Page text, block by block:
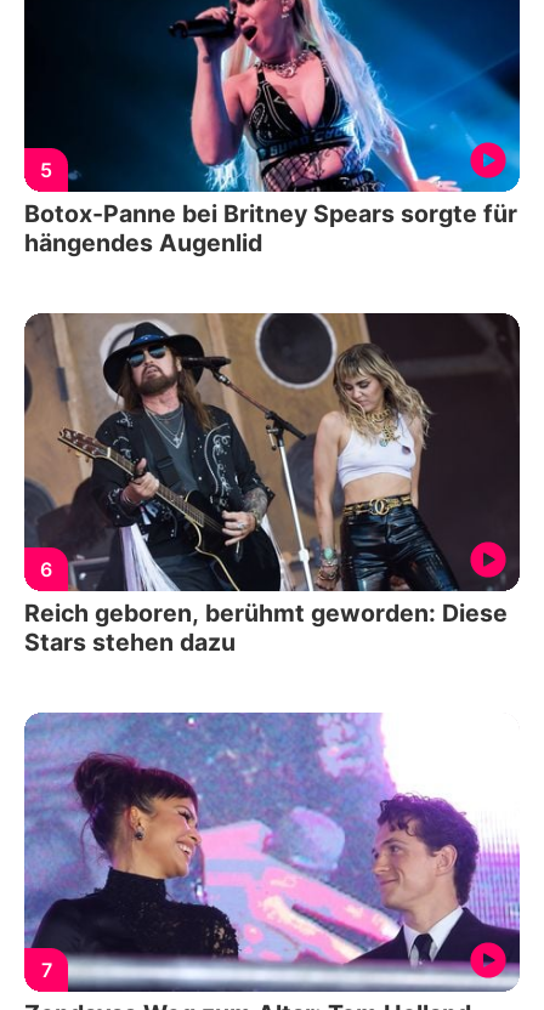
5
Botox-Panne bei Britney Spears sorgte für
hängendes Augenlid
6
Reich geboren, berühmt geworden: Diese
Stars stehen dazu
7